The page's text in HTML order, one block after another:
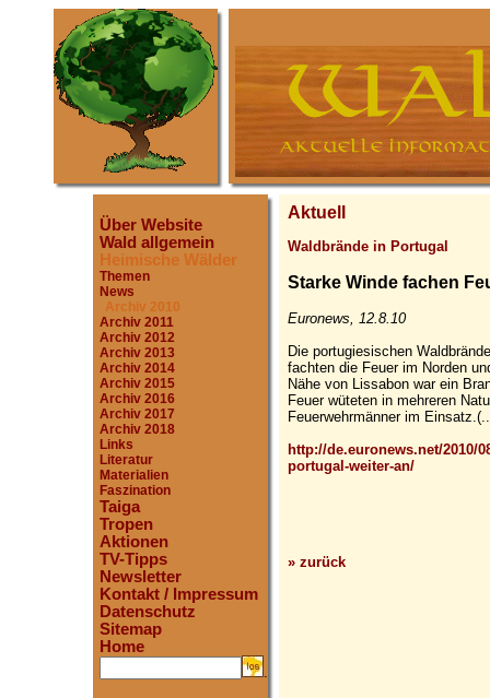
Über Website
Wald allgemein
Heimische Wälder
Themen
News
Archiv 2010
Archiv 2011
Archiv 2012
Archiv 2013
Archiv 2014
Archiv 2015
Archiv 2016
Archiv 2017
Archiv 2018
Links
Literatur
Materialien
Faszination
Taiga
Tropen
Aktionen
TV-Tipps
Newsletter
Kontakt / Impressum
Datenschutz
Sitemap
Home
.
Aktuell
Waldbrände in Portugal
Starke Winde fachen
Euronews, 12.8.10
Die portugiesischen
fachten die Feuer im Norden
Nähe von Lissabon war ein
Feuer wüteten in mehreren
Feuerwehrmänner im
http://de.euronews.net/2010/
portugal-weiter-an/
» zurück